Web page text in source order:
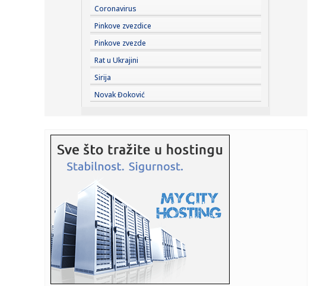
21:40:Rijana snima novi album: ASAP Roki otkrio detalje
21:40:Skinula se devojka Bake Praseta: Pokazala savršeno telo
(FOTO)
21:39:HAOS U SALCBURGU: Sudija povukao igrače sa terena,
domaćin se h...
21:32: Tramp brani Hegseta
21:31:
21:25:VIDEO: Test Jeep Compass
21:21:Vučić otkrio o čemu će razgovarati sa Zelenskim: Evropski
put...
21:20:Salah: "Prvi put u životu da sam doživeo ovako nešto"
Coronavirus
Pinkove zvezdice
Pinkove zvezde
Rat u Ukrajini
Sirija
Novak Đoković